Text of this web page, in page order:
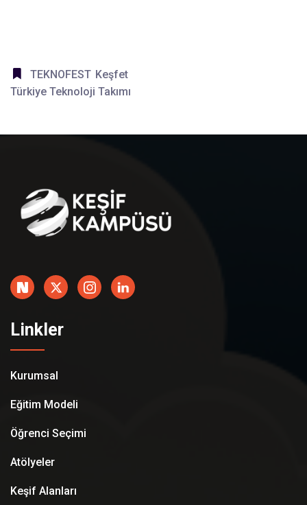
TEKNOFEST Keşfet
Türkiye Teknoloji Takımı
Linkler
Kurumsal
Eğitim Modeli
Öğrenci Seçimi
Atölyeler
Keşif Alanları